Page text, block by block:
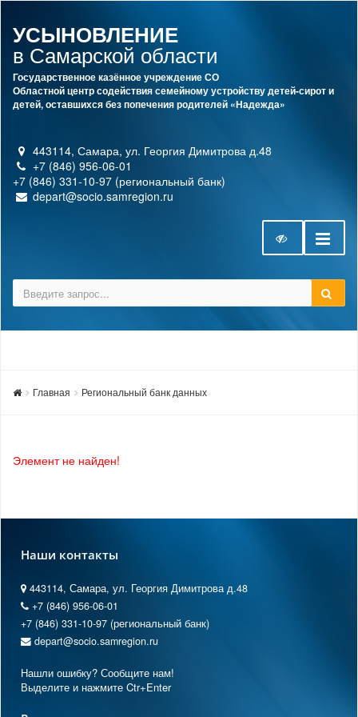
УСЫНОВЛЕНИЕ
в Самарской области
Государственное казённое учреждение СО
Областной центр содействия семейному устройству детей-сирот и
детей, оставшихся без попечения родителей «Надежда»
443114, Самара, ул. Георгия Димитрова д.48
+7 (846) 956-06-01
+7 (846) 331-10-97 (региональный банк)
depart@socio.samregion.ru
Главная Региональный банк данных
Элемент не найден!
Наши контакты
443114, Самара, ул. Георгия Димитрова д.48
+7 (846) 956-06-01
+7 (846) 331-10-97 (региональный банк)
depart@socio.samregion.ru
Нашли ошибку? Сообщите нам!
Выделите и нажмите Ctr+Enter